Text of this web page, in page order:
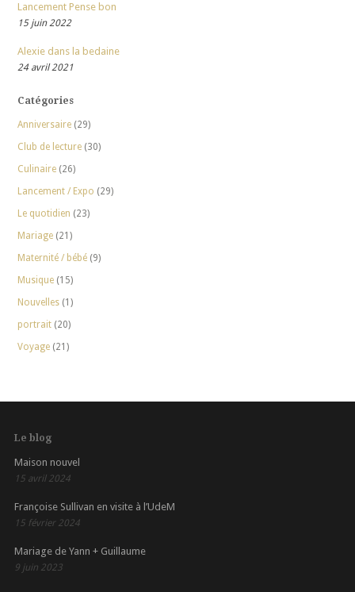
Lancement Pense bon
15 juin 2022
Alexie dans la bedaine
24 avril 2021
Catégories
Anniversaire(29)
Club de lecture(30)
Culinaire(26)
Lancement / Expo (29)
Le quotidien (23)
Mariage(21)
Maternité / bébé(9)
Musique(15)
Nouvelles(1)
portrait(20)
Voyage(21)
Le blog
Maison nouvel
15 avril 2024
Françoise Sullivan en visite à l’UdeM
15 février 2024
Mariage de Yann + Guillaume
9 juin 2023